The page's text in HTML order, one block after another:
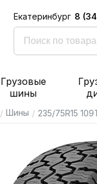
Екатеринбург 8
Грузовые
шины
/ Шины / 235/75R15